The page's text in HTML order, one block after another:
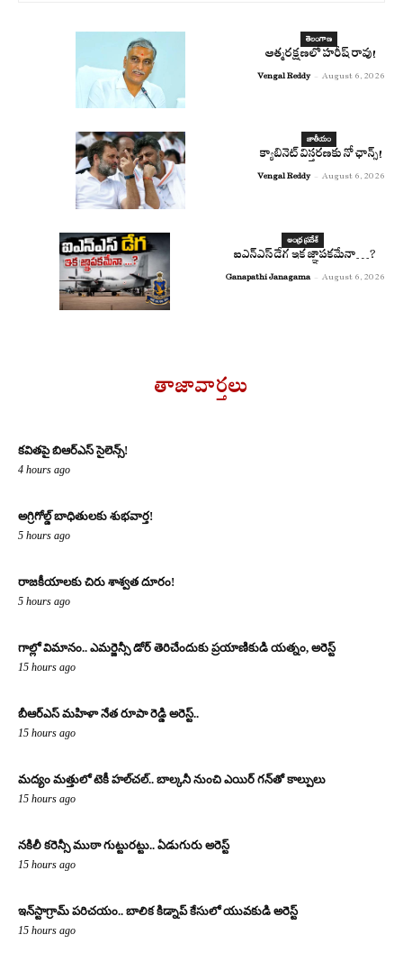
తెలంగాణ
ఆత్మరక్షణలో హరీష్ రావు!
Vengal Reddy - August 6, 2026
జాతీయం
క్యాబినెట్ విస్తరణకు నో ఛాన్స్!
Vengal Reddy - August 6, 2026
ఆంధ్ర ప్రదేశ్
ఐఎన్‌ఎస్ డేగ ఇక జ్ఞాపకమేనా…?
Ganapathi Janagama - August 6, 2026
తాజావార్తలు
కవితపై బిఆర్ఎస్ సైలెన్స్!
4 hours ago
అగ్రిగోల్డ్ బాధితులకు శుభవార్త!
5 hours ago
రాజకీయాలకు చిరు శాశ్వత దూరం!
5 hours ago
గాల్లో విమానం.. ఎమర్జెన్సీ డోర్ తెరిచేందుకు ప్రయాణికుడి యత్నం, అరెస్ట్
15 hours ago
బీఆర్ఎస్ మహిళా నేత రూపా రెడ్డి అరెస్ట్..
15 hours ago
మద్యం మత్తులో టెకీ హల్‌చల్.. బాల్కనీ నుంచి ఎయిర్ గన్‌తో కాల్పులు
15 hours ago
నకిలీ కరెన్సీ ముఠా గుట్టురట్టు.. ఏడుగురు అరెస్ట్
15 hours ago
ఇన్‌స్టాగ్రామ్ పరిచయం.. బాలిక కిడ్నాప్ కేసులో యువకుడి అరెస్ట్
15 hours ago